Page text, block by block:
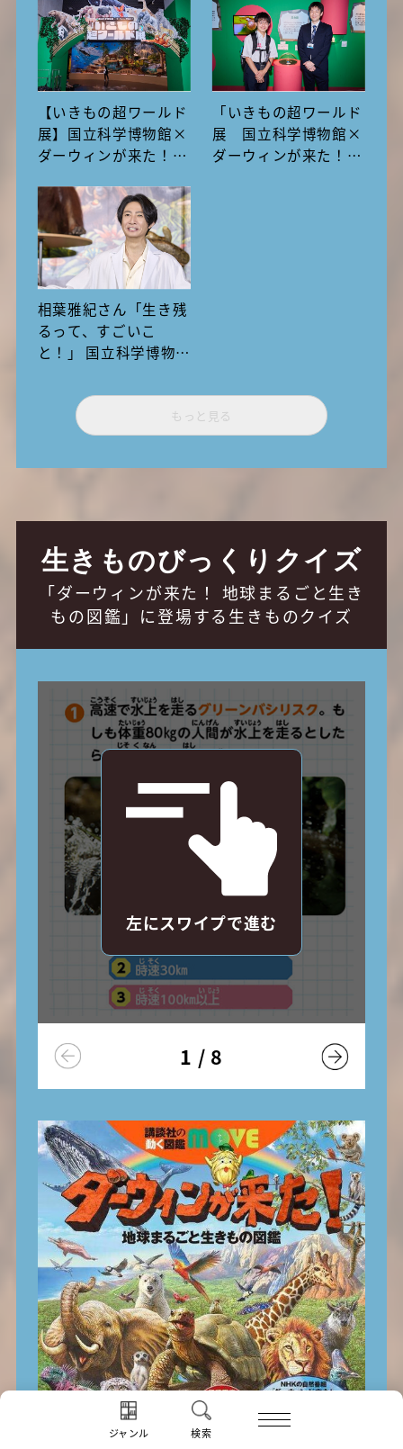
ジャンル 検索
【いきもの超ワールド
展】国立科学博物館×
ダーウィンが来た！の
が徹底解説
「いきもの超ワールド
展 国立科学博物館×
ダーウィンが来た！」
相葉雅紀さん「生き残
るって、すごいこ
と！」 国立科学博物館
超ワールド展」の驚き
と発見
もっと見る
生きものびっくりクイズ
「ダーウィンが来た！ 地球まるごと生き
もの図鑑」に登場する生きものクイズ
左にスワイプで進む
1 / 8